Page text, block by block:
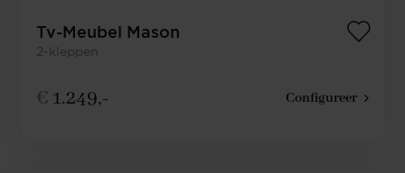
Tv-Meubel Mason
2-kleppen
€ 1.249,- Configureer